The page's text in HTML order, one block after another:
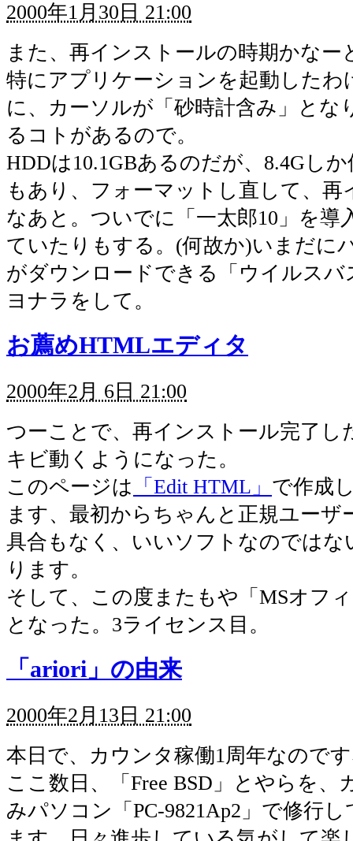
2000年1月30日 21:00
また、再インストールの時期かなー
特にアプリケーションを起動したわ
に、カーソルが「砂時計含み」とな
るコトがあるので。
HDDは10.1GBあるのだが、8.4Gし
もあり、フォーマットし直して、再
なあと。ついでに「一太郎10」を導
ていたりもする。(何故か)いまだに
がダウンロードできる「ウイルスバ
ヨナラをして。
お薦めHTMLエディタ
2000年2月 6日 21:00
つーことで、再インストール完了し
キビ動くようになった。
このページは
「Edit HTML」 で作成
ます、最初からちゃんと正規ユーザ
具合もなく、いいソフトなのではな
ります。
そして、この度またもや「MSオフ
となった。3ライセンス目。
「ariori」の由来
2000年2月13日 21:00
本日で、カウンタ稼働1周年なので
ここ数日、「Free BSD」とやらを、
みパソコン「PC-9821Ap2」で修行